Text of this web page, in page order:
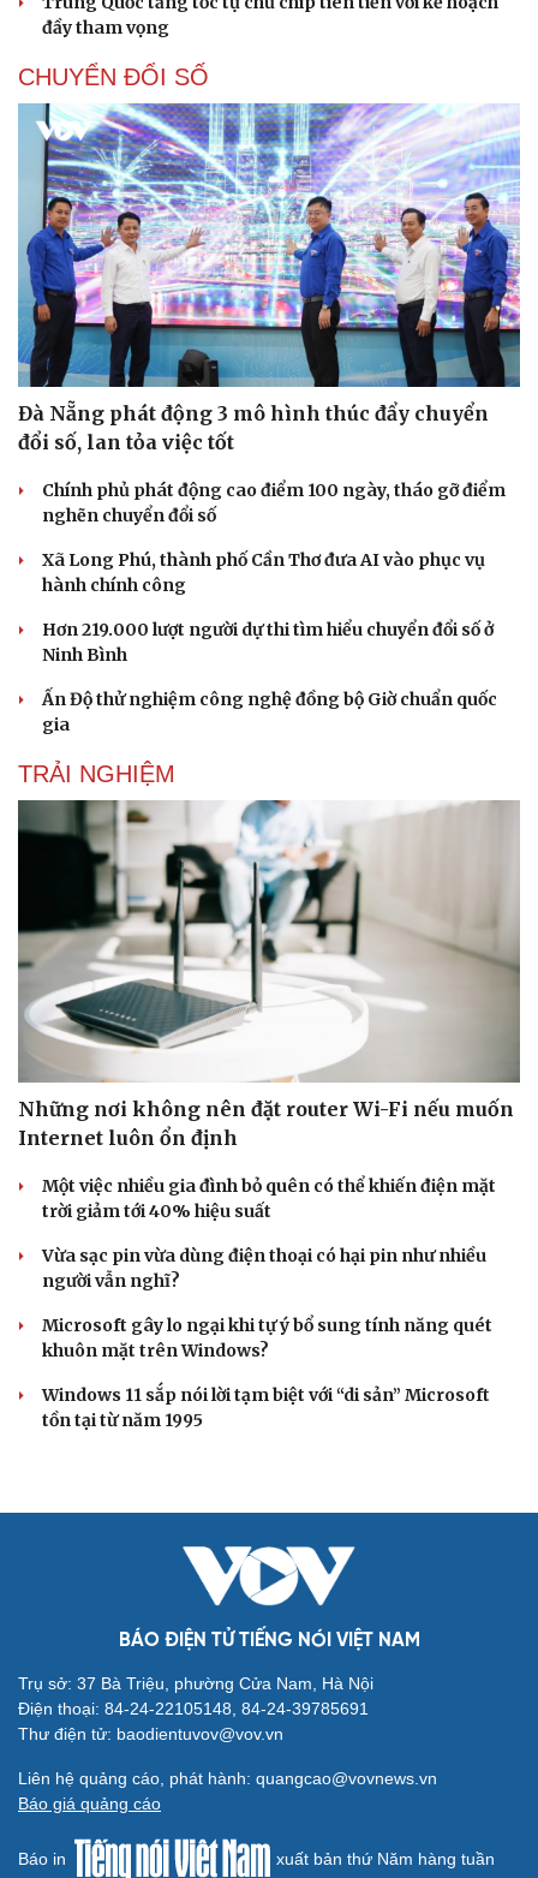
Cải chính
đầy tham vọng
CHUYỂN ĐỔI SỐ
Đà Nẵng phát động 3 mô hình thúc đẩy chuyển
đổi số, lan tỏa việc tốt
Chính phủ phát động cao điểm 100 ngày, tháo gỡ điểm
nghẽn chuyển đổi số
Xã Long Phú, thành phố Cần Thơ đưa AI vào phục vụ
hành chính công
Hơn 219.000 lượt người dự thi tìm hiểu chuyển đổi số ở
Ninh Bình
Ấn Độ thử nghiệm công nghệ đồng bộ Giờ chuẩn quốc
gia
TRẢI NGHIỆM
Những nơi không nên đặt router Wi-Fi nếu muốn
Internet luôn ổn định
Một việc nhiều gia đình bỏ quên có thể khiến điện mặt
trời giảm tới 40% hiệu suất
Vừa sạc pin vừa dùng điện thoại có hại pin như nhiều
người vẫn nghĩ?
Microsoft gây lo ngại khi tự ý bổ sung tính năng quét
khuôn mặt trên Windows?
Windows 11 sắp nói lời tạm biệt với “di sản” Microsoft
tồn tại từ năm 1995
BÁO ĐIỆN TỬ TIẾNG NÓI VIỆT NAM
Trụ sở: 37 Bà Triệu, phường Cửa Nam, Hà Nội
Điện thoại: 84-24-22105148, 84-24-39785691
Thư điện tử: baodientuvov@vov.vn
Liên hệ quảng cáo, phát hành: quangcao@vovnews.vn
Báo giá quảng cáo
Báo in xuất bản thứ Năm hàng tuần